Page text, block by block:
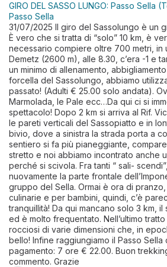
GIRO DEL SASSO LUNGO: Passo
Passo Sella
31/07/2025 Il giro del Sassolungo è un
È vero che si tratta di “solo” 10 km, è
necessario compiere oltre 700 metri, in
Demetz (2600 m), alle 8.30, c’era -1 e
un minimo di allenamento,
forcella del Sassolungo, abbiamo
passato! (Adulti € 25.00 solo andata).
Marmolada, le Pale ecc…Da qui ci si
spettacolo! Dopo 2 km si arriva al Rif.
le pareti verticali del Sassopiatto e in
bivio, dove a sinistra la strada porta a
sentiero si fa più pianeggiante,
stretto e noi abbiamo incontrato anche
perché si scivola. Fra tanti “ sali-
nuovamente la parte frontale
gruppo del Sella. Ormai è ora di
culinarie e per bambini, quindi, c’è
tranquillità! Da qui mancano solo 3 km,
ed è molto frequentato. Nell’ultimo
rocciosi di varie dimensioni che, in
bello! Infine raggiungiamo il Passo
pagamento: 7 ore € 22.00. Buon
commento. Grazie